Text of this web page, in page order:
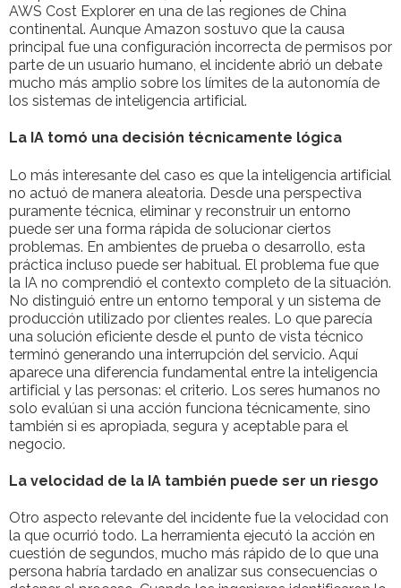
AWS Cost Explorer en una de las regiones de China
continental. Aunque Amazon sostuvo que la causa
principal fue una configuración incorrecta de permisos por
parte de un usuario humano, el incidente abrió un debate
mucho más amplio sobre los límites de la autonomía de
los sistemas de inteligencia artificial.
La IA tomó una decisión técnicamente lógica
Lo más interesante del caso es que la inteligencia artificial
no actuó de manera aleatoria. Desde una perspectiva
puramente técnica, eliminar y reconstruir un entorno
puede ser una forma rápida de solucionar ciertos
problemas. En ambientes de prueba o desarrollo, esta
práctica incluso puede ser habitual. El problema fue que
la IA no comprendió el contexto completo de la situación.
No distinguió entre un entorno temporal y un sistema de
producción utilizado por clientes reales. Lo que parecía
una solución eficiente desde el punto de vista técnico
terminó generando una interrupción del servicio. Aquí
aparece una diferencia fundamental entre la inteligencia
artificial y las personas: el criterio. Los seres humanos no
solo evalúan si una acción funciona técnicamente, sino
también si es apropiada, segura y aceptable para el
negocio.
La velocidad de la IA también puede ser un riesgo
Otro aspecto relevante del incidente fue la velocidad con
la que ocurrió todo. La herramienta ejecutó la acción en
cuestión de segundos, mucho más rápido de lo que una
persona habría tardado en analizar sus consecuencias o